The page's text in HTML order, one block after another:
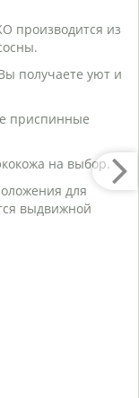
производится из
получаете уют и
приспинные
на выбор.
для
выдвижной